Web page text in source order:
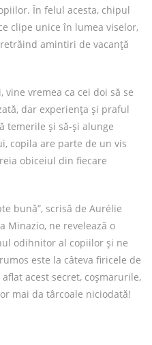
În felul acesta, chipul
clipe unice în lumea viselor,
amintiri de vacanță
vremea ca cei doi să se
dar experiența și praful
temerile și să-și alunge
copila are parte de un vis
obiceiul din fiecare
bună”, scrisă de Aurélie
Minazio, ne revelează o
odihnitor al copiilor și ne
este la câteva firicele de
acest secret, coșmarurile,
mai da târcoale niciodată!